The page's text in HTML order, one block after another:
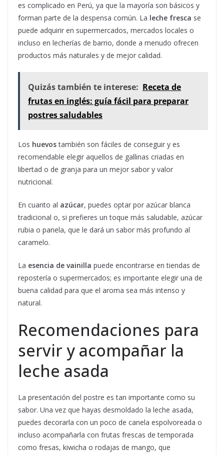
es complicado en Perú, ya que la mayoría son básicos y
forman parte de la despensa común. La leche fresca se
puede adquirir en supermercados, mercados locales o
incluso en lecherías de barrio, donde a menudo ofrecen
productos más naturales y de mejor calidad.
Quizás también te interese: Receta de
frutas en inglés: guía fácil para preparar
postres saludables
Los huevostambién son fáciles de conseguir y es
recomendable elegir aquellos de gallinas criadas en
libertad o de granja para un mejor sabor y valor
nutricional.
En cuanto al azúcar, puedes optar por azúcar blanca
tradicional o, si prefieres un toque más saludable, azúcar
rubia o panela, que le dará un sabor más profundo al
caramelo.
La esencia de vainilla puede encontrarse en tiendas de
repostería o supermercados; es importante elegir una de
buena calidad para que el aroma sea más intenso y
natural.
Recomendaciones para
servir y acompañar la
leche asada
La presentación del postre es tan importante como su
sabor. Una vez que hayas desmoldado la leche asada,
puedes decorarla con un poco de canela espolvoreada o
incluso acompañarla con frutas frescas de temporada
como fresas, kiwicha o rodajas de mango, que